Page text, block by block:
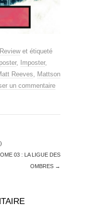
Reviewet étiqueté
, Imposter,
Reeves, Mattson
un commentaire
03 : LA LIGUE DES
OMBRES →